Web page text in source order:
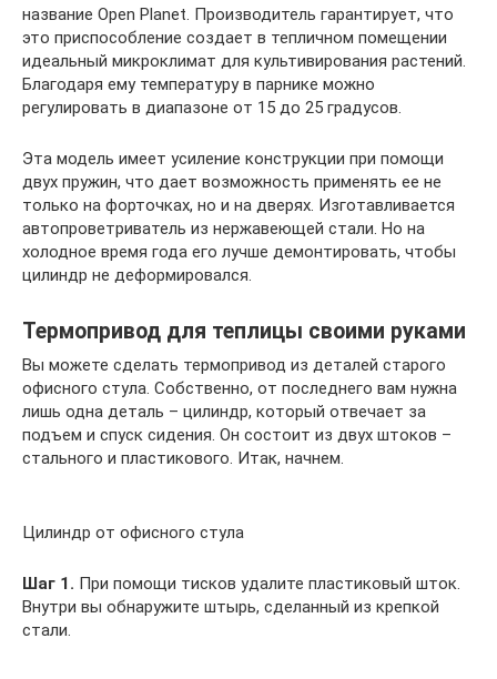
название Open Planet. Производитель гарантирует, что
это приспособление создает в тепличном помещении
идеальный микроклимат для культивирования растений.
Благодаря ему температуру в парнике можно
регулировать в диапазоне от 15 до 25 градусов.
Эта модель имеет усиление конструкции при помощи
двух пружин, что дает возможность применять ее не
только на форточках, но и на дверях. Изготавливается
автопроветриватель из нержавеющей стали. Но на
холодное время года его лучше демонтировать, чтобы
цилиндр не деформировался.
Термопривод для теплицы своими руками
Вы можете сделать термопривод из деталей старого
офисного стула. Собственно, от последнего вам нужна
лишь одна деталь – цилиндр, который отвечает за
подъем и спуск сидения. Он состоит из двух штоков –
стального и пластикового. Итак, начнем.
Цилиндр от офисного стула
Шаг 1. При помощи тисков удалите пластиковый шток.
Внутри вы обнаружите штырь, сделанный из крепкой
стали.